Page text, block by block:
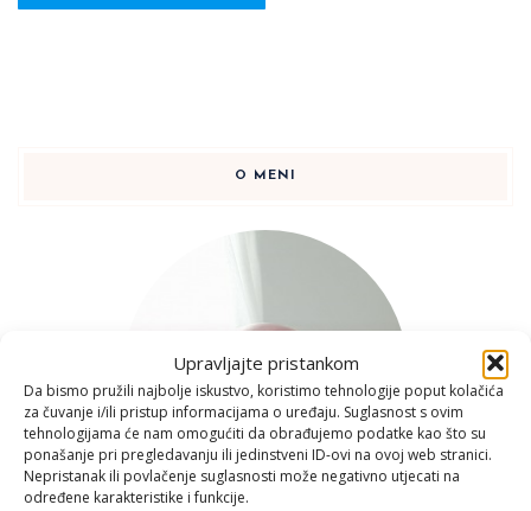
Upravljajte pristankom
Da bismo pružili najbolje iskustvo, koristimo tehnologije poput kolačića
za čuvanje i/ili pristup informacijama o uređaju. Suglasnost s ovim
tehnologijama će nam omogućiti da obrađujemo podatke kao što su
ponašanje pri pregledavanju ili jedinstveni ID-ovi na ovoj web stranici.
Nepristanak ili povlačenje suglasnosti može negativno utjecati na
određene karakteristike i funkcije.
O MENI